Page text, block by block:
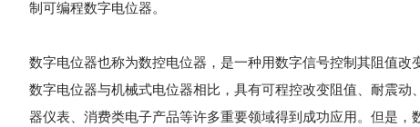
制可编程数字电位器。
数字电位器也称为数控电位器，是一种用数字信号控制其阻值改
数字电位器与机械式电位器相比，具有可程控改变阻值、耐震
器仪表、消费类电子产品等许多重要领域得到成功应用。但是